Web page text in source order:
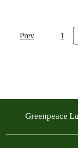
Prev 1
Greenpeace